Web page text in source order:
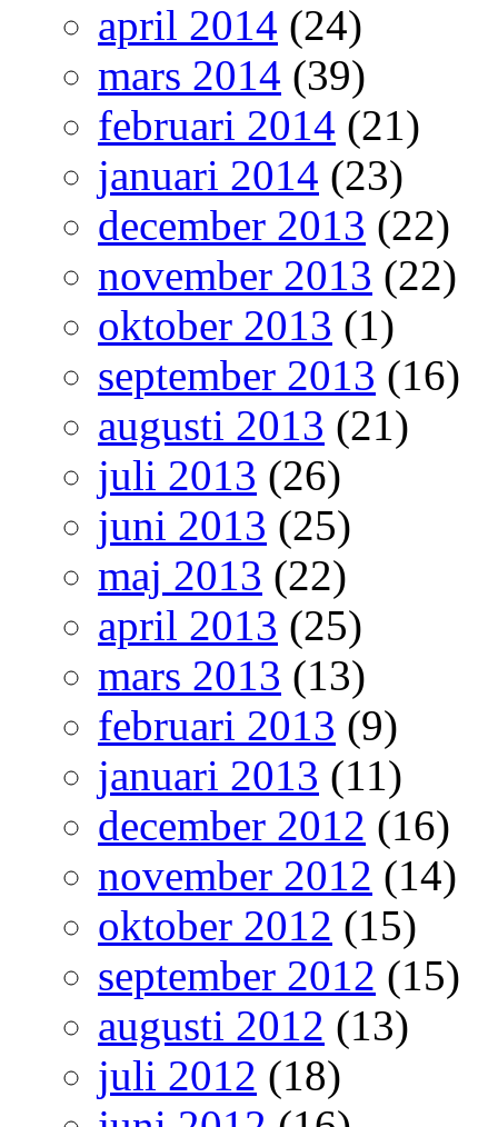
april 2014 (24)
mars 2014 (39)
februari 2014 (21)
januari 2014 (23)
december 2013 (22)
november 2013 (22)
oktober 2013 (1)
september 2013 (16)
augusti 2013 (21)
juli 2013 (26)
juni 2013 (25)
maj 2013 (22)
april 2013 (25)
mars 2013 (13)
februari 2013 (9)
januari 2013 (11)
december 2012 (16)
november 2012 (14)
oktober 2012 (15)
september 2012 (15)
augusti 2012 (13)
juli 2012 (18)